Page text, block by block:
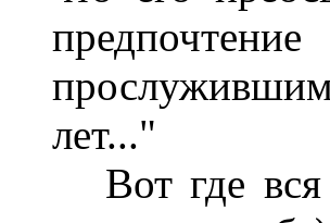
лет..."
Вот где вся